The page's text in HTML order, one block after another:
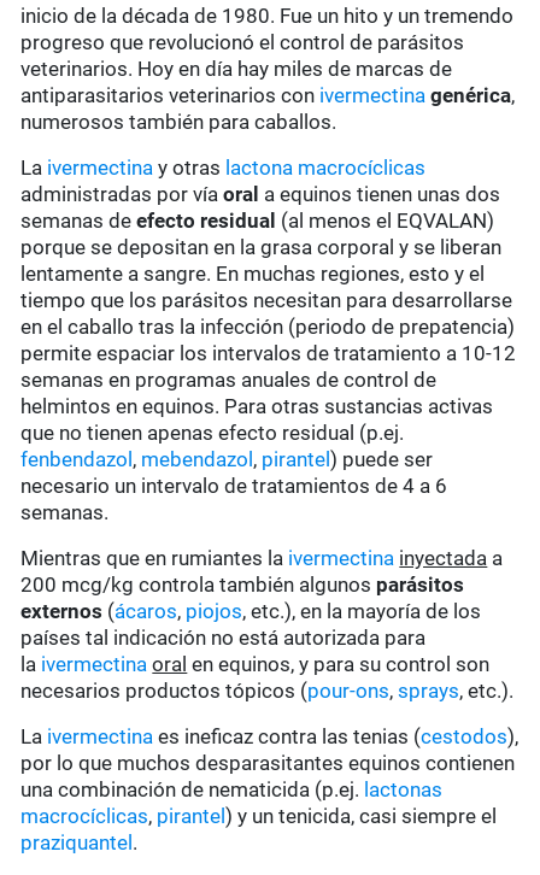
inicio de la década de 1980. Fue un hito y un tremendo
progreso que revolucionó el control de parásitos
veterinarios. Hoy en día hay miles de marcas de
antiparasitarios veterinarios con ivermectina genérica,
numerosos también para caballos.
La ivermectina y otras lactona macrocíclicas
administradas por víaoral a equinos tienen unas dos
semanas deefecto residual (al menos el EQVALAN)
porque se depositan en la grasa corporal y se liberan
lentamente a sangre. En muchas regiones, esto y el
tiempo que los parásitos necesitan para desarrollarse
en el caballo tras la infección (periodo de prepatencia)
permite espaciar los intervalos de tratamiento a 10-12
semanas en programas anuales de control de
helmintos en equinos. Para otras sustancias activas
que no tienen apenas efecto residual (p.ej.
fenbendazol , mebendazol , pirantel) puede ser
necesario un intervalo de tratamientos de 4 a 6
semanas.
Mientras que en rumiantes la ivermectina inyectada a
200 mcg/kg controla también algunos parásitos
externos (ácaros, piojos, etc.), en la mayoría de los
países tal indicación no está autorizada para
la ivermectina oral en equinos, y para su control son
necesarios productos tópicos (pour-ons,sprays, etc.).
La ivermectina es ineficaz contra las tenias (cestodos),
por lo que muchos desparasitantes equinos contienen
una combinación de nematicida (p.ej. lactonas
macrocíclicas, pirantel) y un tenicida, casi siempre el
praziquantel .